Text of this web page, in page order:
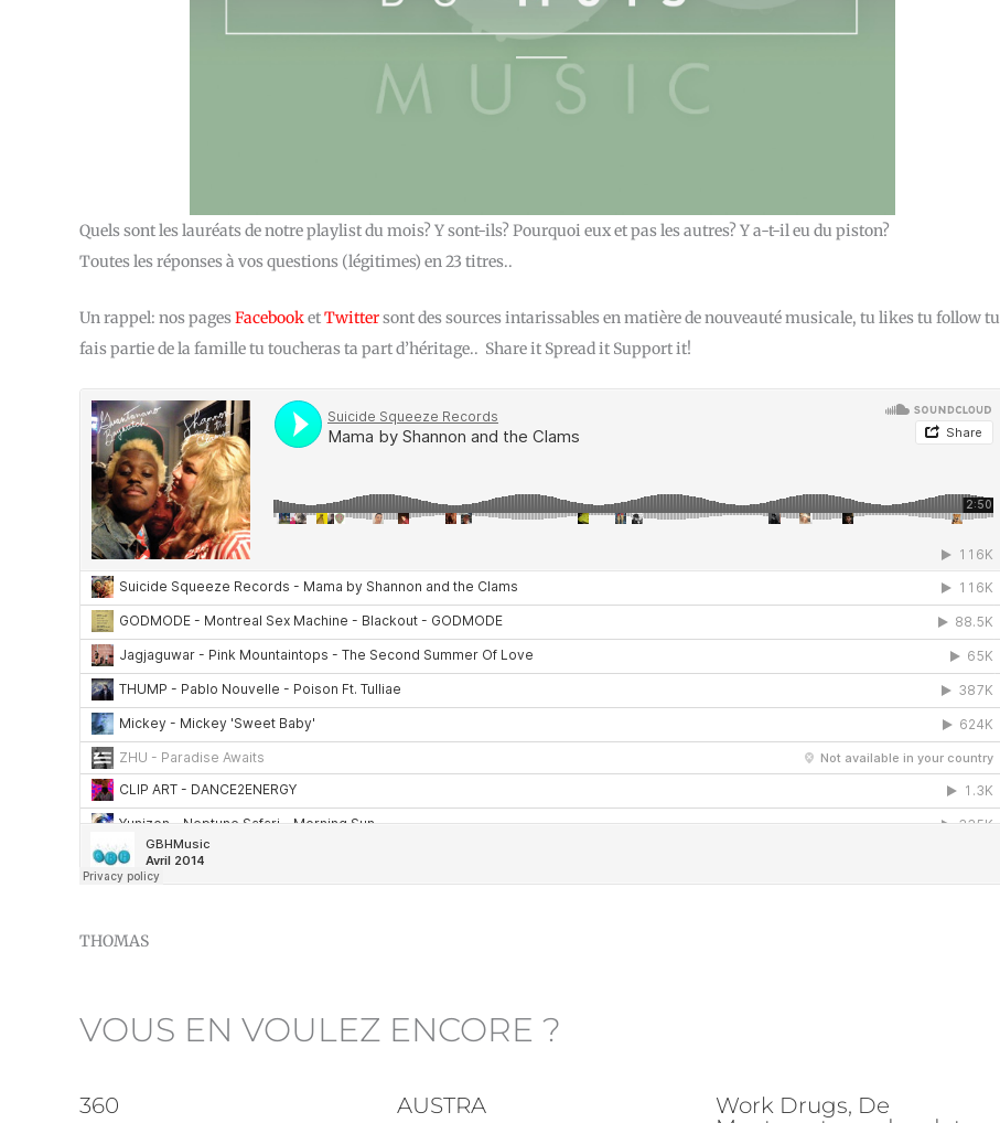
Quels sont les lauréats de notre playlist du mois? Y sont-ils? Pourquoi eux et pas les autres? Y a-t-il eu du piston?
Toutes les réponses à vos questions (légitimes) en 23 titres..
Un rappel: nos pagesFacebooketTwittersont des sources intarissables en matière de nouveauté musicale, tu likes tu follow tu
fais partie de la famille tu toucheras ta part d’héritage.. Share it Spread it Support it!
THOMAS
VOUS EN VOULEZ ENCORE ?
360 AUSTRA
Work Drugs, De